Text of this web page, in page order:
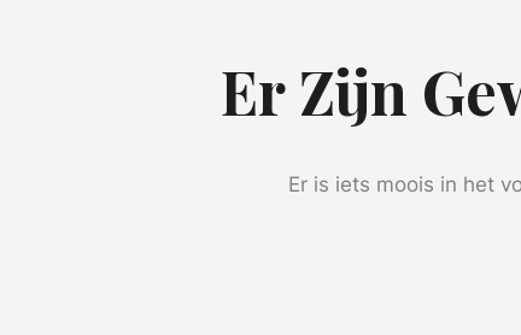
Er Zijn
Er is iets moois in het